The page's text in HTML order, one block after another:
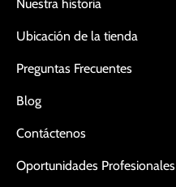
Nuestra historia
Ubicación de la tienda
Preguntas Frecuentes
Blog
Contáctenos
Oportunidades Profesionales